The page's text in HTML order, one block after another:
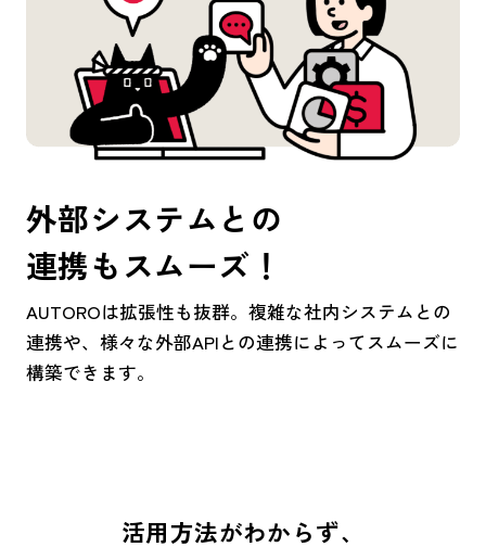
外部システムとの
連携もスムーズ！
AUTOROは拡張性も抜群。複雑な社内システムとの
連携や、様々な外部APIとの連携によってスムーズに
構築できます。
活用方法がわからず、